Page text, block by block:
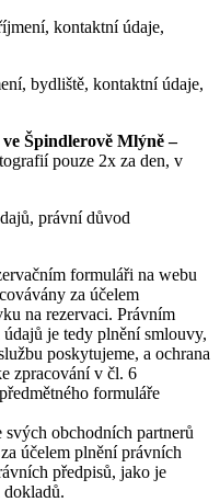
kontaktní údaje,
bydliště, kontaktní údaje,
Špindlerově Mlýně –
pouze 2x za den, v
právní důvod
formuláři na webu
za účelem
na rezervaci. Právním
je tedy plnění smlouvy,
poskytujeme, a ochrana
zpracování v čl. 6
formuláře
svých obchodních partnerů
účelem plnění právních
předpisů, jako je
dokladů.